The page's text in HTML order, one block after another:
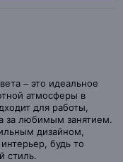
– это идеальное
атмосферы в
для работы,
за любимым занятием.
дизайном,
будь то
стиль.